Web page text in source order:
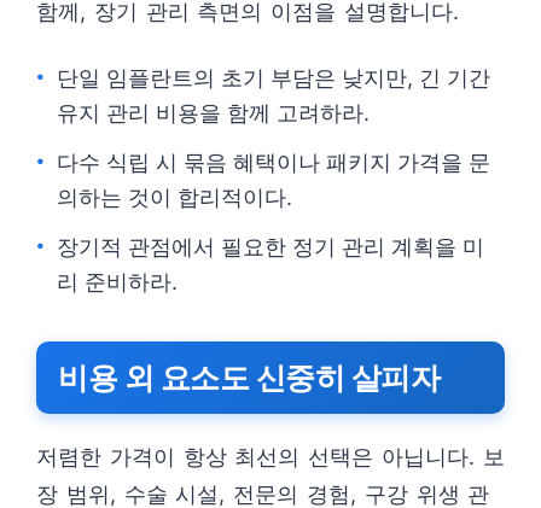
함께, 장기 관리 측면의 이점을 설명합니다.
단일 임플란트의 초기 부담은 낮지만, 긴 기간
유지 관리 비용을 함께 고려하라.
다수 식립 시 묶음 혜택이나 패키지 가격을 문
의하는 것이 합리적이다.
장기적 관점에서 필요한 정기 관리 계획을 미
리 준비하라.
비용 외 요소도 신중히 살피자
저렴한 가격이 항상 최선의 선택은 아닙니다. 보
장 범위, 수술 시설, 전문의 경험, 구강 위생 관